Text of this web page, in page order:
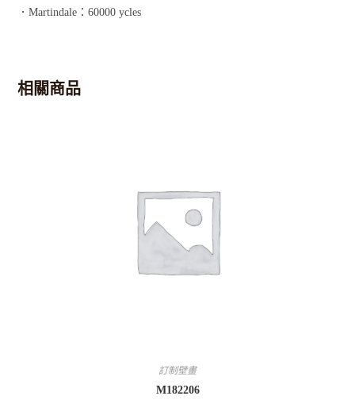
．Martindale：60000 ycles
相關商品
訂制壁畫
M182206